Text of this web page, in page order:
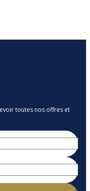
toutes nos offres et